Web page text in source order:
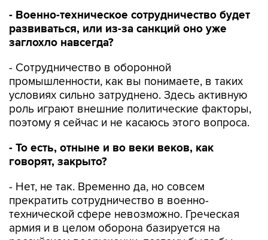
- Военно-техническое сотрудничество будет
развиваться, или из-за санкций оно уже
заглохло навсегда?
- Сотрудничество в оборонной
промышленности, как вы понимаете, в таких
условиях сильно затруднено. Здесь активную
роль играют внешние политические факторы,
поэтому я сейчас и не касаюсь этого вопроса.
- То есть, отныне и во веки веков, как
говорят, закрыто?
- Нет, не так. Временно да, но совсем
прекратить сотрудничество в военно-
технической сфере невозможно. Греческая
армия и в целом оборона базируется на